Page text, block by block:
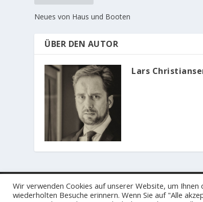
Neues von Haus und Booten
ÜBER DEN AUTOR
Lars
© 2023 Der Hamburger und Germania Ruder
Wir verwenden Cookies auf unserer Website, um
wiederholten Besuche erinnern. Wenn Sie auf "Alle